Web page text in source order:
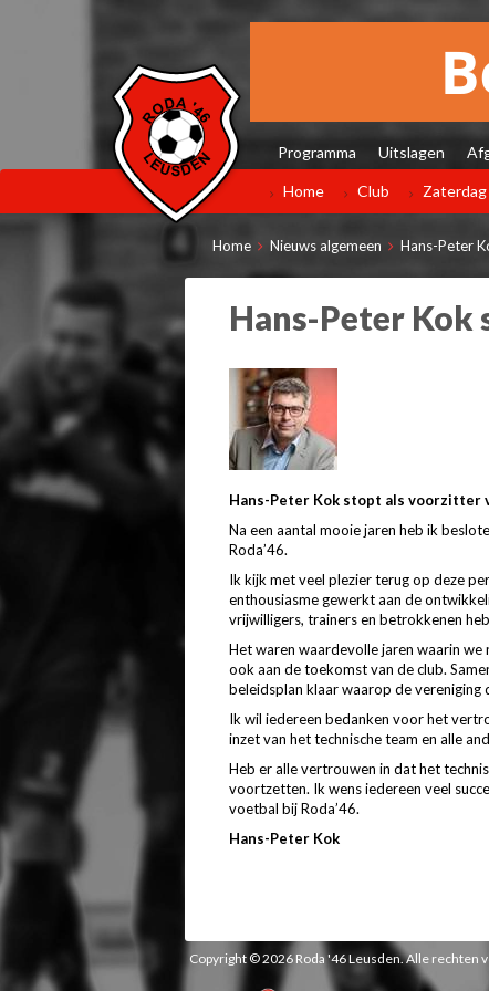
Programma Uitslagen
Home Club Zaterdag
Home Nieuws algemeen Hans-Peter
Hans-Peter Kok
Hans-Peter Kok stopt als voorzitter
Na een aantal mooie jaren heb ik
Roda’46.
Ik kijk met veel plezier terug op deze
enthousiasme gewerkt aan de
vrijwilligers, trainers en betrokkenen
Het waren waardevolle jaren waarin
ook aan de toekomst van de club.
beleidsplan klaar waarop de vereniging
Ik wil iedereen bedanken voor het
inzet van het technische team en alle
Heb er alle vertrouwen in dat het
voortzetten. Ik wens iedereen veel
voetbal bij Roda’46.
Hans-Peter Kok
Copyright © 2026 Roda '46 Leusden. Alle rechten